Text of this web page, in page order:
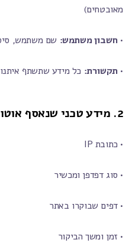
מאובטחים)
• חשבון משתמש: שם משתמש,
• תקשורת: כל מידע שתשתף
2. מידע טכני שנאסף אוטומטית:
• כתובת IP
• סוג דפדפן ומכשיר
• דפים שבוקרו באתר
• זמן ומשך הביקור